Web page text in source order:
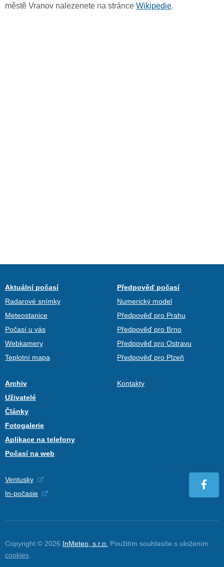
městě Vranov nalezenete na stránce Wikipedie.
Aktuální počasí
Radarové snímky
Meteostanice
Počasí u vás
Webkamery
Teplotní mapa
Předpověď počasí
Numerický model
Předpověď pro Prahu
Předpověď pro Brno
Předpověď pro Ostravu
Předpověď pro Plzeň
Archiv
Uživatelé
Články
Fotogalerie
Aplikace na telefony
Počasí na web
Kontakty
Ventusky
In-počasie
Copyright © 2026 InMeteo, s.r.o. Použitím souhlasíte s uložením
cookies